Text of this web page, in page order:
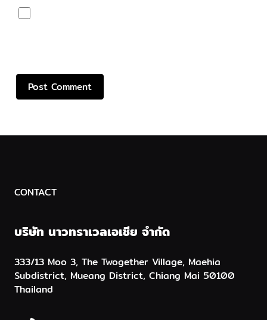
CONTACT
บริษัท นาวทราเวลเอเชีย จำกัด
333/13 Moo 3, The Twogether Village, Maehia
Subdistrict, Mueang District, Chiang Mai 50100
Thailand